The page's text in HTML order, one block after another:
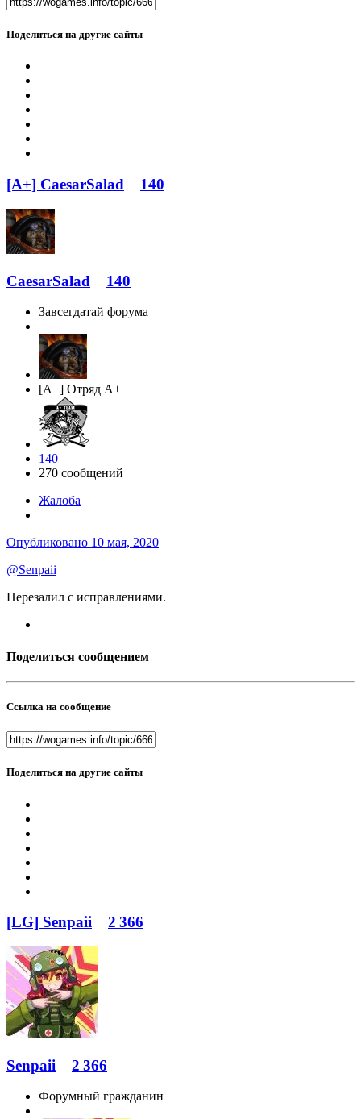
Поделиться на другие сайты
[A+] CaesarSalad 140
CaesarSalad 140
Завсегдатай форума
[A+] Отряд A+
140
270 сообщений
Жалоба
Опубликовано 10 мая, 2020
@Senpaii
Перезалил с исправлениями.
Поделиться сообщением
Ссылка на сообщение
Поделиться на другие сайты
[LG] Senpaii 2 366
Senpaii 2 366
Форумный гражданин